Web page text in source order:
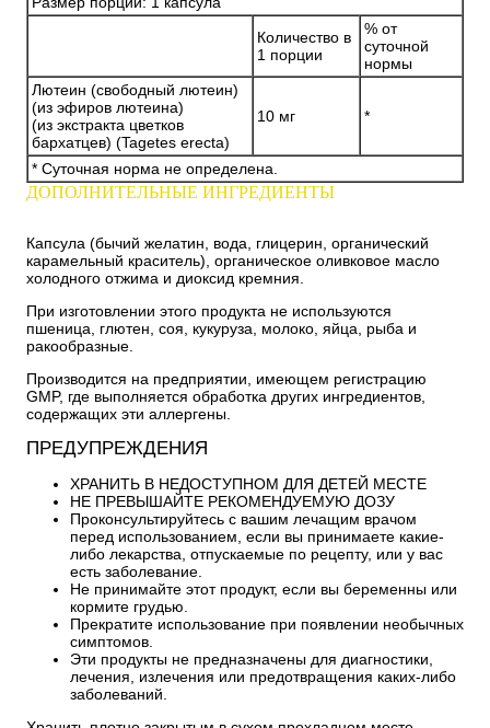
Количество в
1 порции
% от
суточной
нормы
Лютеин (свободный лютеин)
(из эфиров лютеина)
(из экстракта цветков
бархатцев) (Tagetes erecta)
10 мг *
* Суточная норма не определена.
ДОПОЛНИТЕЛЬНЫЕ ИНГРЕДИЕНТЫ
Капсула (бычий желатин, вода, глицерин, органический
карамельный краситель), органическое оливковое масло
холодного отжима и диоксид кремния.
При изготовлении этого продукта не используются
пшеница, глютен, соя, кукуруза, молоко, яйца, рыба и
ракообразные.
Производится на предприятии, имеющем регистрацию
GMP, где выполняется обработка других ингредиентов,
содержащих эти аллергены.
ПРЕДУПРЕЖДЕНИЯ
ХРАНИТЬ В НЕДОСТУПНОМ ДЛЯ ДЕТЕЙ МЕСТЕ
НЕ ПРЕВЫШАЙТЕ РЕКОМЕНДУЕМУЮ ДОЗУ
Проконсультируйтесь с вашим лечащим врачом
перед использованием, если вы принимаете какие-
либо лекарства, отпускаемые по рецепту, или у вас
есть заболевание.
Не принимайте этот продукт, если вы беременны или
кормите грудью.
Прекратите использование при появлении необычных
симптомов.
Эти продукты не предназначены для диагностики,
лечения, излечения или предотвращения каких-либо
заболеваний.